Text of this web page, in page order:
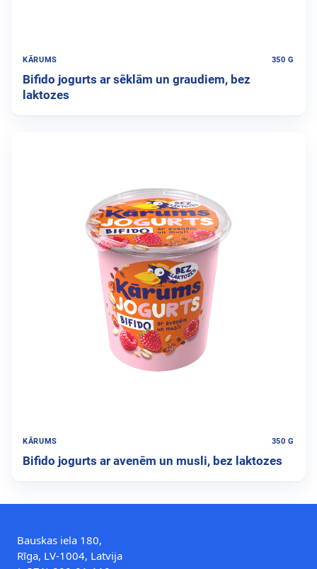
KĀRUMS 350 G
Bifido jogurts ar sēklām un graudiem, bez
laktozes
KĀRUMS 350 G
Bifido jogurts ar avenēm un musli, bez laktozes
Bauskas iela 180,
Rīga, LV-1004, Latvija